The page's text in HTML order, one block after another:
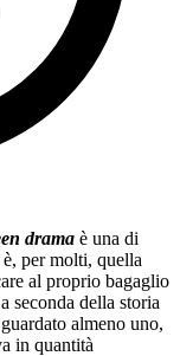
drama è una di
per molti, quella
al proprio bagaglio
seconda della storia
almeno uno,
in quantità